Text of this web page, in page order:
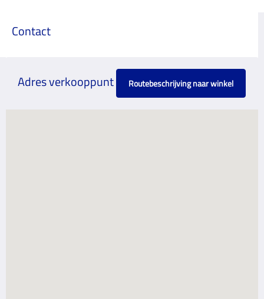
Contact
Adres verkooppunt Routebeschrijving naar winkel